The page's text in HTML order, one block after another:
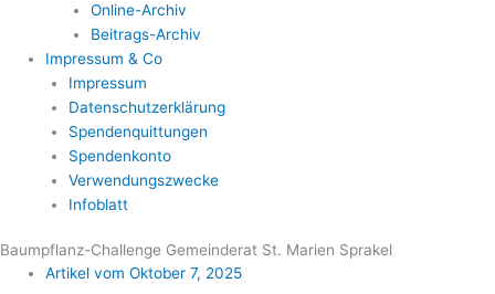
Online-Archiv
Beitrags-Archiv
Impressum & Co
Impressum
Datenschutzerklärung
Spendenquittungen
Spendenkonto
Verwendungszwecke
Infoblatt
Baumpflanz-Challenge Gemeinderat St. Marien Sprakel
Artikel vomOktober 7, 2025